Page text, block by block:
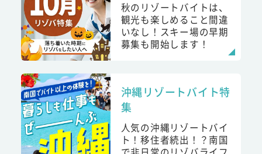
秋のリゾートバイトは、
観光も楽しめること間違
いなし！スキー場の早期
募集も開始します！
沖縄リゾートバイト特
集
人気の沖縄リゾートバイ
ト！移住者続出！？南国